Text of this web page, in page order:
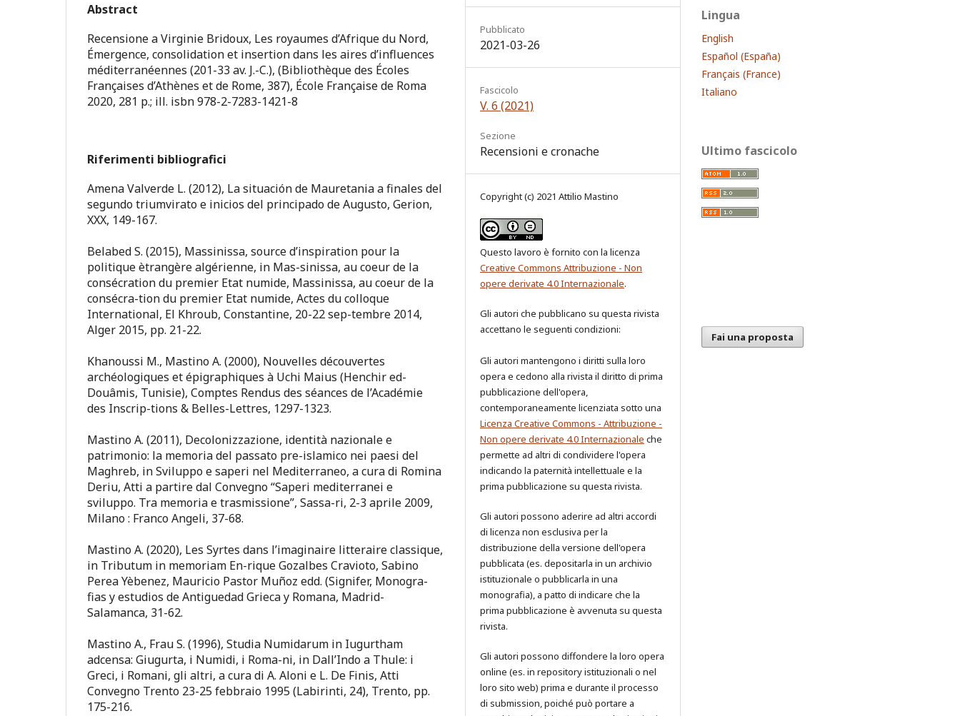
Abstract
Recensione a Virginie Bridoux, Les royaumes d’Afrique du Nord,
Émergence, consolidation et insertion dans les aires d’influences
méditerranéennes (201-33 av. J.-C.), (Bibliothèque des Écoles
Françaises d’Athènes et de Rome, 387), École Française de Roma
2020, 281 p.; ill. isbn 978-2-7283-1421-8
Riferimenti bibliografici
Amena Valverde L. (2012), La situación de Mauretania a finales del
segundo triumvirato e inicios del principado de Augusto, Gerion,
XXX, 149-167.
Belabed S. (2015), Massinissa, source d’inspiration pour la
politique ètrangère algérienne, in Mas-sinissa, au coeur de la
consécration du premier Etat numide, Massinissa, au coeur de la
consécra-tion du premier Etat numide, Actes du colloque
International, El Khroub, Constantine, 20-22 sep-tembre 2014,
Alger 2015, pp. 21-22.
Khanoussi M., Mastino A. (2000), Nouvelles découvertes
archéologiques et épigraphiques à Uchi Maius (Henchir ed-
Douâmis, Tunisie), Comptes Rendus des séances de l’Académie
des Inscrip-tions & Belles-Lettres, 1297-1323.
Mastino A. (2011), Decolonizzazione, identità nazionale e
patrimonio: la memoria del passato pre-islamico nei paesi del
Maghreb, in Sviluppo e saperi nel Mediterraneo, a cura di Romina
Deriu, Atti a partire dal Convegno “Saperi mediterranei e
sviluppo. Tra memoria e trasmissione”, Sassa-ri, 2-3 aprile 2009,
Milano : Franco Angeli, 37-68.
Mastino A. (2020), Les Syrtes dans l’imaginaire litteraire classique,
in Tributum in memoriam En-rique Gozalbes Cravioto, Sabino
Perea Yèbenez, Mauricio Pastor Muñoz edd. (Signifer, Monogra-
fias y estudios de Antiguedad Grieca y Romana, Madrid-
Salamanca, 31-62.
Mastino A., Frau S. (1996), Studia Numidarum in Iugurtham
adcensa: Giugurta, i Numidi, i Roma-ni, in Dall’Indo a Thule: i
Greci, i Romani, gli altri, a cura di A. Aloni e L. De Finis, Atti
Convegno Trento 23-25 febbraio 1995 (Labirinti, 24), Trento, pp.
175-216.
Pubblicato
2021-03-26
Fascicolo
V. 6 (2021)
Sezione
Recensioni e cronache
Copyright (c) 2021 Attilio Mastino
Questo lavoro è fornito con la licenza
Creative Commons Attribuzione - Non
opere derivate 4.0 Internazionale.
Gli autori che pubblicano su questa rivista
accettano le seguenti condizioni:
Gli autori mantengono i diritti sulla loro
opera e cedono alla rivista il diritto di prima
pubblicazione dell'opera,
contemporaneamente licenziata sotto una
Licenza Creative Commons - Attribuzione -
Non opere derivate 4.0 Internazionale che
permette ad altri di condividere l'opera
indicando la paternità intellettuale e la
prima pubblicazione su questa rivista.
Gli autori possono aderire ad altri accordi
di licenza non esclusiva per la
distribuzione della versione dell'opera
pubblicata (es. depositarla in un archivio
istituzionale o pubblicarla in una
monografia), a patto di indicare che la
prima pubblicazione è avvenuta su questa
rivista.
Gli autori possono diffondere la loro opera
online (es. in repository istituzionali o nel
loro sito web) prima e durante il processo
di submission, poiché può portare a
Lingua
English
Español (España)
Français (France)
Italiano
Ultimo fascicolo
Fai una proposta